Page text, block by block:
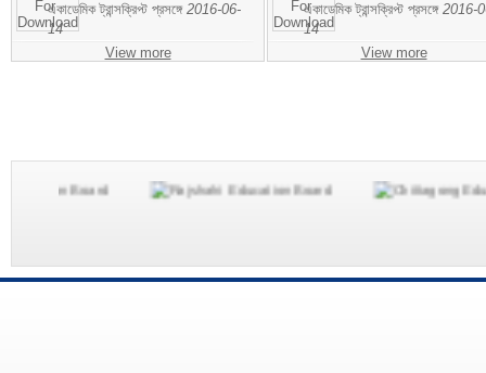
একাডেমিক ট্রান্সক্রিপ্ট প্রসঙ্গে 2016-06-
14
View more
একাডেমিক ট্রান্সক্রিপ্ট প্রসঙ্গে 2016-
14
View more